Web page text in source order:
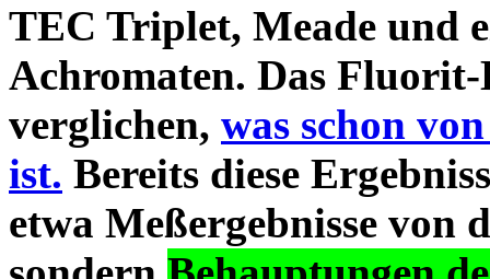
TEC Triplet, Meade und
Achromaten. Das
verglichen, was schon
ist. Bereits diese
etwa Meßergebnisse von